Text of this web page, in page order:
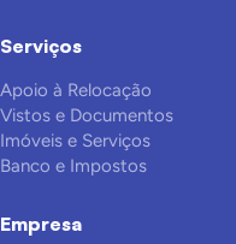
Serviços
Apoio à Relocação
Vistos e Documentos
Imóveis e Serviços
Banco e Impostos
Empresa